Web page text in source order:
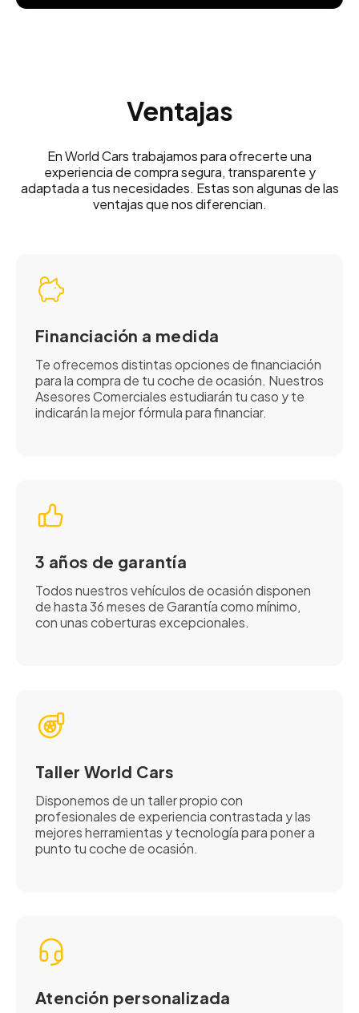
Ventajas
En World Cars trabajamos para ofrecerte una
experiencia de compra segura, transparente y
adaptada a tus necesidades. Estas son algunas de las
ventajas que nos diferencian.
Financiación a medida
Te ofrecemos distintas opciones de financiación
para la compra de tu coche de ocasión. Nuestros
Asesores Comerciales estudiarán tu caso y te
indicarán la mejor fórmula para financiar.
3 años de garantía
Todos nuestros vehículos de ocasión disponen
de hasta 36 meses de Garantía como mínimo,
con unas coberturas excepcionales.
Taller World Cars
Disponemos de un taller propio con
profesionales de experiencia contrastada y las
mejores herramientas y tecnología para poner a
punto tu coche de ocasión.
Atención personalizada